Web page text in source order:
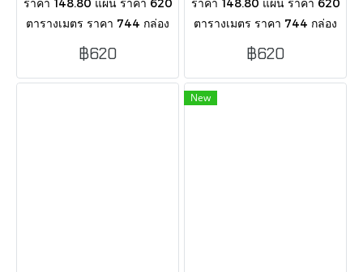
ราคา 148.80 แผ่น ราคา 620
ตารางเมตร ราคา 744 กล่อง
บรรจุ 5 แผ่น/กล่อง/1.2 ตาราง
เมตร
฿620
ราคา 148.80 แผ่น ราคา 620
ตารางเมตร ราคา 744 กล่อง
บรรจุ 5 แผ่น/กล่อง/1.2 ตาราง
เมตร
฿620
New